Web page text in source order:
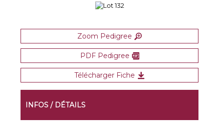
Zoom Pedigree
PDF Pedigree
Télécharger Fiche
INFOS / DÉTAILS